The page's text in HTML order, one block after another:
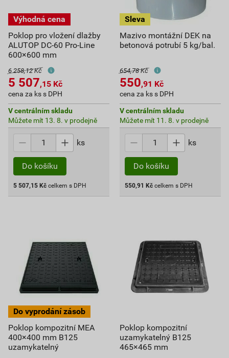
Poklop pro vložení dlažby
ALUTOP DC-60 Pro-Line
600×600 mm
6 258,12 Kč
5 507,15 Kč
cena za ks s DPH
V centrálním skladu
Můžete mít 13. 8. v prodejně
ks
Do košíku
5 507,15 Kč celkem s DPH
Mazivo montážní DEK na
betonová potrubí 5 kg/bal.
654,78 Kč
550,91 Kč
cena za ks s DPH
V centrálním skladu
Můžete mít 11. 8. v prodejně
ks
Do košíku
550,91 Kč celkem s DPH
Poklop kompozitní MEA
400×400 mm B125
uzamykatelný
Poklop kompozitní
uzamykatelný B125
465×465 mm